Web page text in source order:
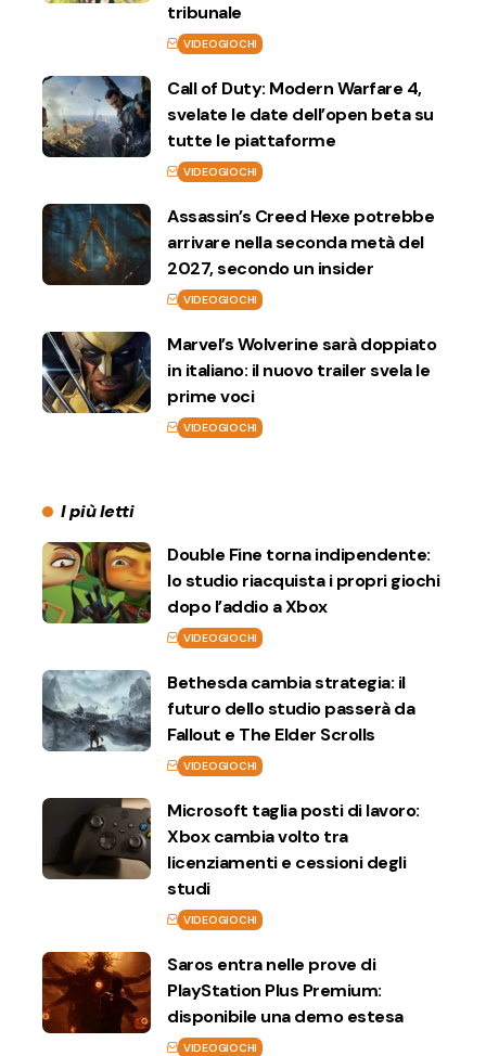
tribunale
VIDEOGIOCHI
Call of Duty: Modern Warfare 4,
svelate le date dell’open beta su
tutte le piattaforme
VIDEOGIOCHI
Assassin’s Creed Hexe potrebbe
arrivare nella seconda metà del
2027, secondo un insider
VIDEOGIOCHI
Marvel’s Wolverine sarà doppiato
in italiano: il nuovo trailer svela le
prime voci
VIDEOGIOCHI
I più letti
Double Fine torna indipendente:
lo studio riacquista i propri giochi
dopo l’addio a Xbox
VIDEOGIOCHI
Bethesda cambia strategia: il
futuro dello studio passerà da
Fallout e The Elder Scrolls
VIDEOGIOCHI
Microsoft taglia posti di lavoro:
Xbox cambia volto tra
licenziamenti e cessioni degli
studi
VIDEOGIOCHI
Saros entra nelle prove di
PlayStation Plus Premium:
disponibile una demo estesa
VIDEOGIOCHI